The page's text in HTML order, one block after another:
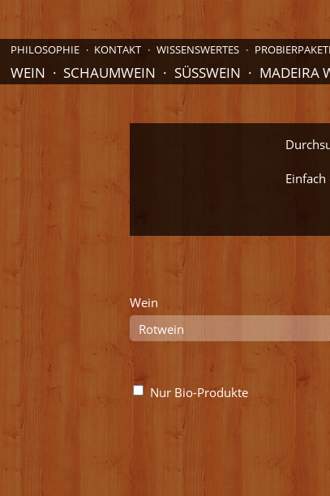
PHILOSOPHIE KONTAKT WISSENSWERTES
WEIN SCHAUMWEIN SÜSSWEIN MADEIRA
Wein
Nur Bio-Produkte